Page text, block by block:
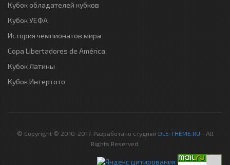
Кубок обладателей кубков
Кубок УЕФА
История чемпионатов мира
Copa Libertadores de América
Кубок Латины
Кубок Интертото
© Copyright © 2010-2017. Разработано студией DLE-THEME.RU - All
Rights Reserved.